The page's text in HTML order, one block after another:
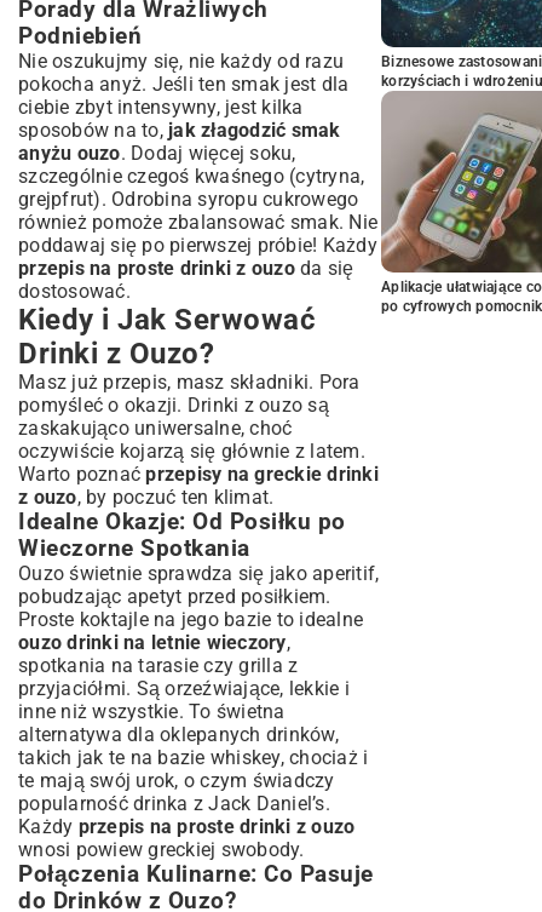
Porady dla Wrażliwych
Podniebień
Nie oszukujmy się, nie każdy od razu
pokocha anyż. Jeśli ten smak jest dla
ciebie zbyt intensywny, jest kilka
sposobów na to, jak złagodzić smak
anyżu ouzo. Dodaj więcej soku,
szczególnie czegoś kwaśnego (cytryna,
grejpfrut). Odrobina syropu cukrowego
również pomoże zbalansować smak. Nie
poddawaj się po pierwszej próbie! Każdy
przepis na proste drinki z ouzoda się
dostosować.
Kiedy i Jak Serwować
Drinki z Ouzo?
Masz już przepis, masz składniki. Pora
pomyśleć o okazji. Drinki z ouzo są
zaskakująco uniwersalne, choć
oczywiście kojarzą się głównie z latem.
Warto poznaćprzepisy na greckie drinki
z ouzo, by poczuć ten klimat.
Idealne Okazje: Od Posiłku po
Wieczorne Spotkania
Ouzo świetnie sprawdza się jako aperitif,
pobudzając apetyt przed posiłkiem.
Proste koktajle na jego bazie to idealne
ouzo drinki na letnie wieczory,
spotkania na tarasie czy grilla z
przyjaciółmi. Są orzeźwiające, lekkie i
inne niż wszystkie. To świetna
alternatywa dla oklepanych drinków,
takich jak te na bazie whiskey, chociaż i
te mają swój urok, o czym świadczy
popularność drinka z Jack Daniel’s.
Każdy przepis na proste drinki z ouzo
wnosi powiew greckiej swobody.
Połączenia Kulinarne: Co Pasuje
do Drinków z Ouzo?
Biznesowe
korzyściach i wdrożeniu
Aplikacje ułatwiające
po cyfrowych